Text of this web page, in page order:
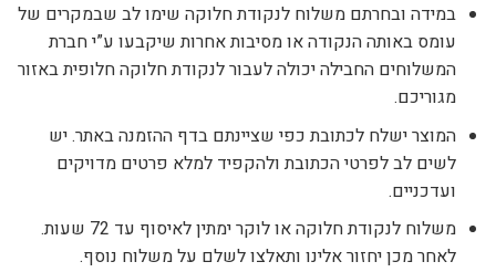
במידה ובחרתם משלוח לנקודת חלוקה שימו לב שבמקרים של
עומס באותה הנקודה או מסיבות אחרות שיקבעו ע”י חברת
המשלוחים החבילה יכולה לעבור לנקודת חלוקה חלופית באזור
מגוריכם.
המוצר ישלח לכתובת כפי שציינתם בדף ההזמנה באתר. יש
לשים לב לפרטי הכתובת ולהקפיד למלא פרטים מדויקים
ועדכניים.
משלוח לנקודת חלוקה או לוקר ימתין לאיסוף עד 72 שעות.
לאחר מכן יחזור אלינו ותאלצו לשלם על משלוח נוסף.